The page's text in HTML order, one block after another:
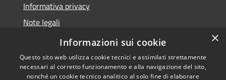
Informativa privacy
Note legali
Dichiarazione di accessibilità
×
Informazioni sui cookie
Questo sito web utilizza cookie tecnici e assimilati strettamente
necessari al corretto funzionamento e alla navigazione del sito,
nonché un cookie tecnico analitico al solo fine di elaborare